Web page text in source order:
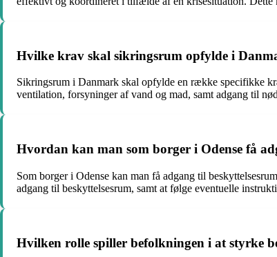
Hvilke krav skal sikringsrum opfylde i
Sikringsrum i Danmark skal opfylde en række specifikke
ventilation, forsyninger af vand og mad, samt adgang til
Hvordan kan man som borger i Odense få
Som borger i Odense kan man få adgang til
adgang til beskyttelsesrum, samt at følge eventuelle
Hvilken rolle spiller befolkningen i at styrke